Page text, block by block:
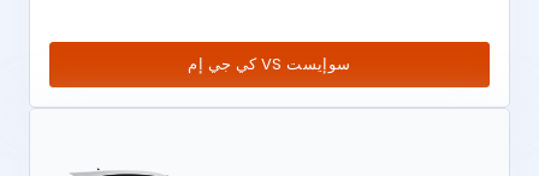
سوإيست VS كي جي إم